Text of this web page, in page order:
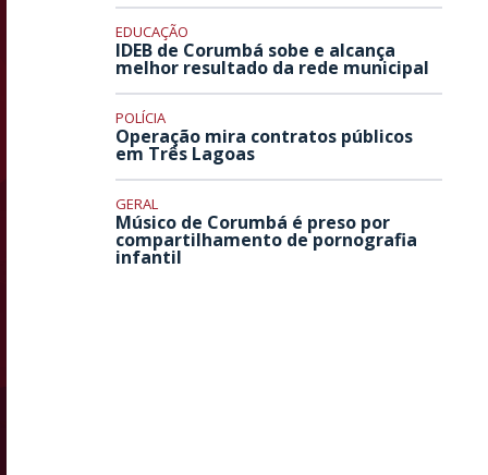
EDUCAÇÃO
IDEB de Corumbá sobe e alcança
melhor resultado da rede municipal
POLÍCIA
Operação mira contratos públicos
em Três Lagoas
GERAL
Músico de Corumbá é preso por
compartilhamento de pornografia
infantil